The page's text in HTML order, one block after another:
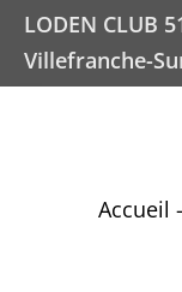
LODEN CLUB
Villefranche-
Accueil